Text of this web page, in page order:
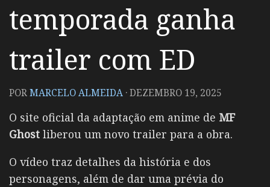
temporada ganha
trailer com ED
PORMARCELO ALMEIDA ·DEZEMBRO 19, 2025
O site oficial da adaptação em anime de MF
Ghost liberou um novo trailer para a obra.
O vídeo traz detalhes da história e dos
personagens, além de dar uma prévia do